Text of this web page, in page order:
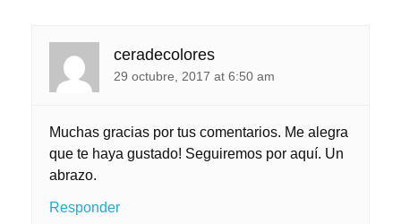
ceradecolores
29 octubre, 2017 at 6:50 am
Muchas gracias por tus comentarios. Me alegra
que te haya gustado! Seguiremos por aquí. Un
abrazo.
Responder